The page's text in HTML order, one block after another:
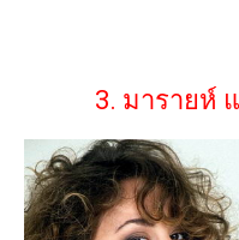
3. มารายห์